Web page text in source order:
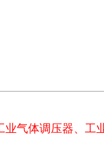
气体调压器、工